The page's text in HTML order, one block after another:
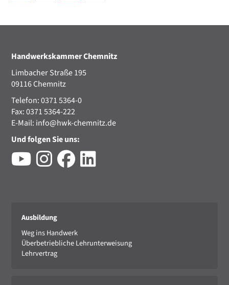
Handwerkskammer Chemnitz
Limbacher Straße 195
09116 Chemnitz
Telefon: 0371 5364-0
Fax: 0371 5364-222
E-Mail: info@hwk-chemnitz.de
Und folgen Sie uns:
Ausbildung
Weg ins Handwerk
Überbetriebliche Lehrunterweisung
Lehrvertrag